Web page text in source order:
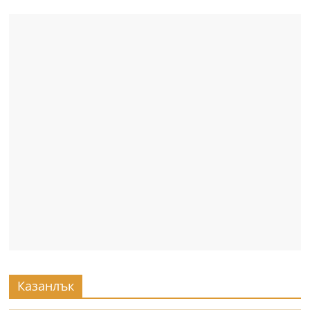
Казанлък